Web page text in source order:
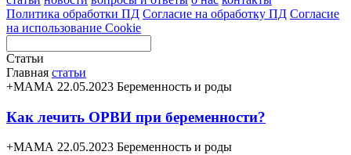
Политика обработки ПД Согласие на обработку ПД Согласие
на использование Cookie
Статьи
Главная статьи
+МАМА 22.05.2023 Беременность и роды
Как лечить ОРВИ при беременности?
+МАМА 22.05.2023 Беременность и роды